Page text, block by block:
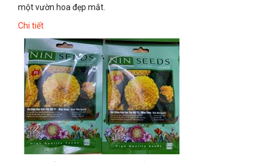
một vườn hoa đẹp mắt.
Chi tiết